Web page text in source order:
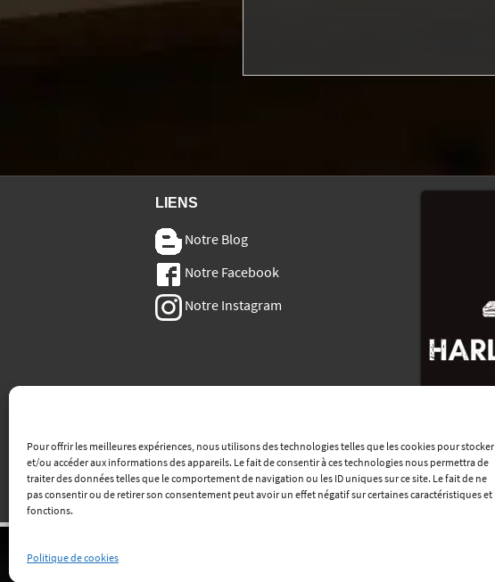
Pour offrir les meilleures expériences, nous utilisons des technologies telles que les cookies pour stocker
et/ou accéder aux informations des appareils. Le fait de consentir à ces technologies nous permettra de
traiter des données telles que le comportement de navigation ou les ID uniques sur ce site. Le fait de ne
pas consentir ou de retirer son consentement peut avoir un effet négatif sur certaines caractéristiques et
fonctions.
Politique de cookies
LIENS
Notre Blog
Notre Facebook
Notre Instagram